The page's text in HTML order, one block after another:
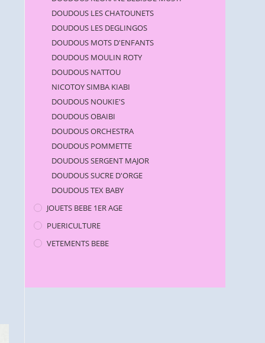
DOUDOUS LES CHATOUNETS
DOUDOUS LES DEGLINGOS
DOUDOUS MOTS D'ENFANTS
DOUDOUS MOULIN ROTY
DOUDOUS NATTOU
NICOTOY SIMBA KIABI
DOUDOUS NOUKIE'S
DOUDOUS OBAIBI
DOUDOUS ORCHESTRA
DOUDOUS POMMETTE
DOUDOUS SERGENT MAJOR
DOUDOUS SUCRE D'ORGE
DOUDOUS TEX BABY
JOUETS BEBE 1ER AGE
PUERICULTURE
VETEMENTS BEBE